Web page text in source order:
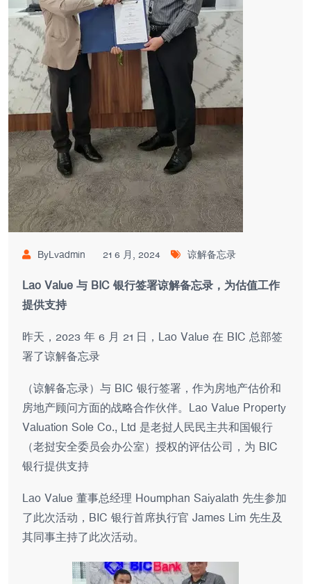
ByLvadmin 21 6 月, 2024 谅解备忘录
Lao Value 与 BIC 银行签署谅解备忘录，为估值工作
提供支持
昨天，2023 年 6 月 21 日，Lao Value 在 BIC 总部签
署了谅解备忘录
（谅解备忘录）与 BIC 银行签署，作为房地产估价和
房地产顾问方面的战略合作伙伴。Lao Value Property
Valuation Sole Co., Ltd 是老挝人民民主共和国银行
（老挝安全委员会办公室）授权的评估公司，为 BIC
银行提供支持
Lao Value 董事总经理 Houmphan Saiyalath 先生参加
了此次活动，BIC 银行首席执行官 James Lim 先生及
其同事主持了此次活动。